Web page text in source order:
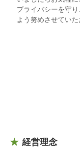
プライバシーを守
よう努めさせていた
経営理念